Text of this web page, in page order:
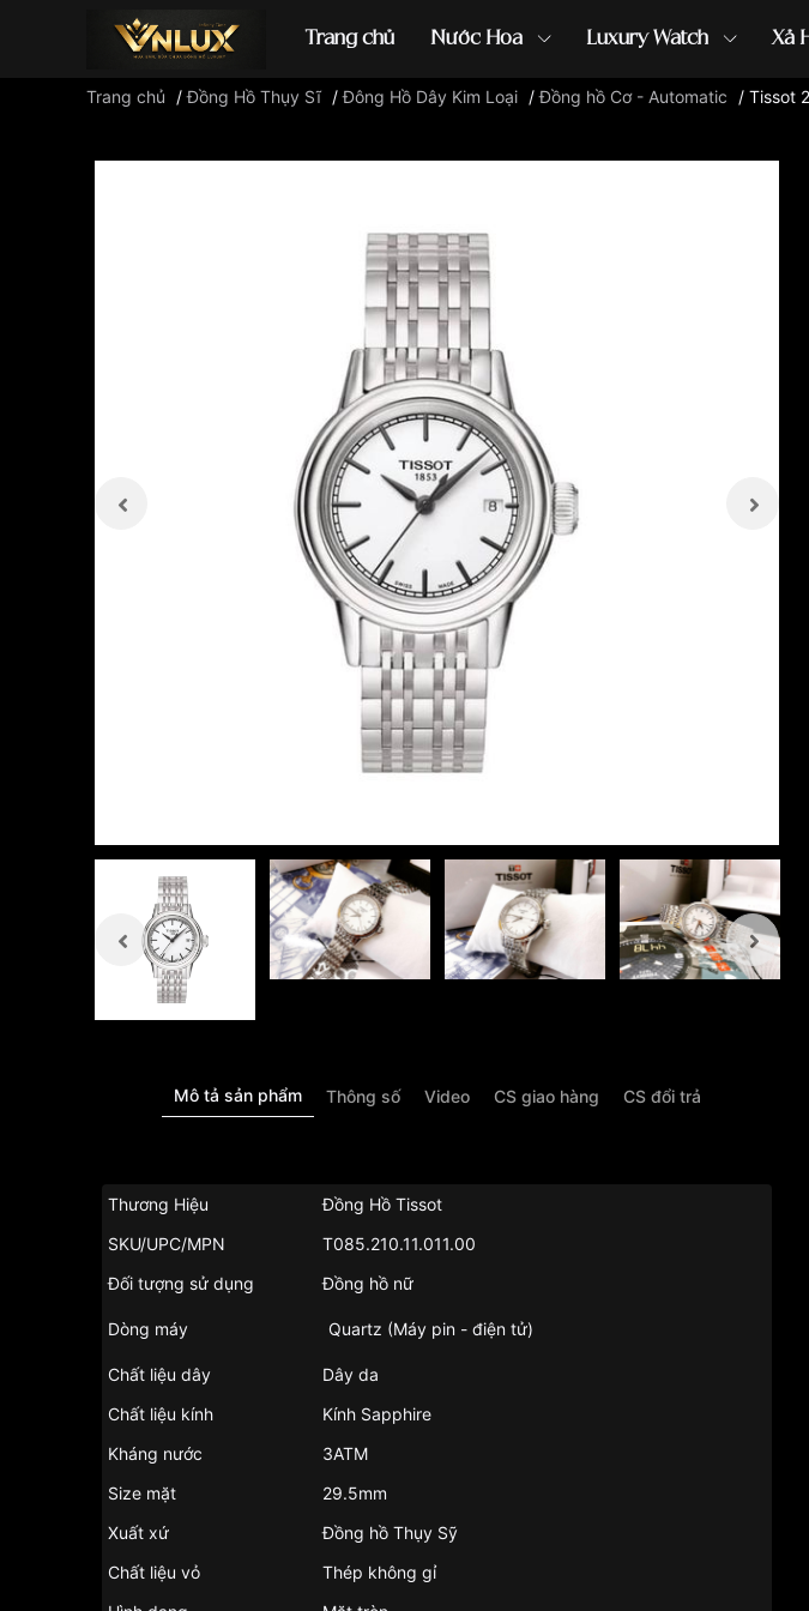
Trang chủ Nước Hoa Luxury Watch Xả
Đồng hồ casio đồng hồ G-Shock đồng hồ Orient ...
Trang chủ /Đồng Hồ Thụy Sĩ /Đông Hồ Dây Kim Loại /Đồng hồ Cơ - Automatic / Tissot
Mô tả sản phẩm Thông số Video CS giao hàng CS đổi trả
Thương Hiệu
Đồng Hồ Tissot
SKU/UPC/MPN
T085.210.11.011.00
Đối tượng sử dụng
Đồng hồ nữ
Dòng máy Quartz (Máy pin - điện tử)
Chất liệu dây
Dây da
Chất liệu kính
Kính Sapphire
Kháng nước
3ATM
Size mặt
29.5mm
Xuất xứ
Đồng hồ Thụy Sỹ
Chất liệu vỏ
Thép không gỉ